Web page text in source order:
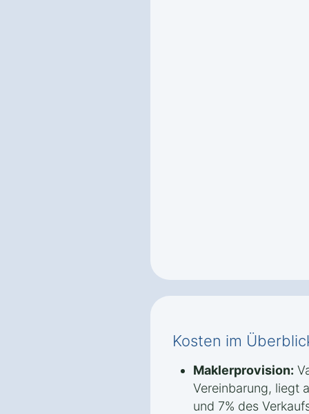
Kosten im
Maklerprovision:
Vereinbarung, liegt
und 7% des